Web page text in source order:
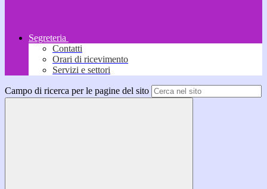
Segreteria
Contatti
Orari di ricevimento
Servizi e settori
Campo di ricerca per le pagine del sito